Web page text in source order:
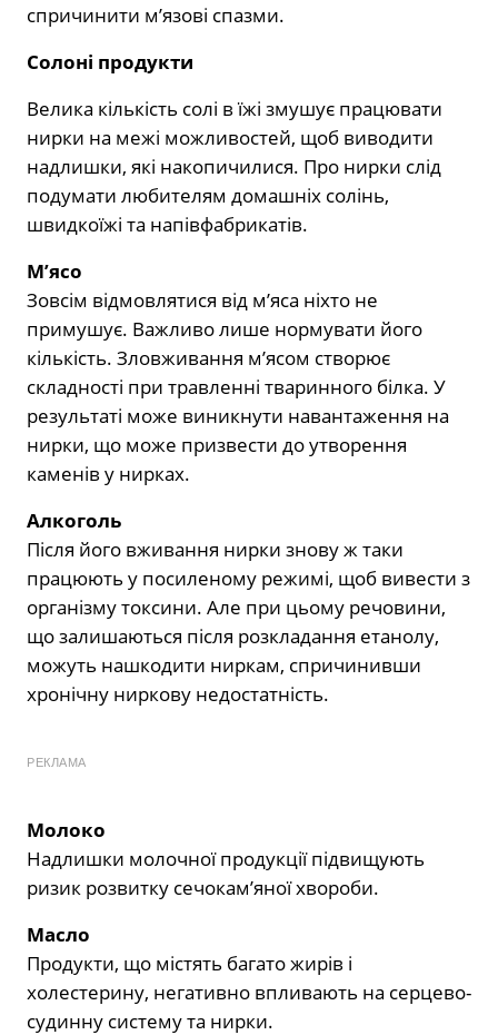
спричинити м’язові спазми.
Солоні продукти
Велика кількість солі в їжі змушує працювати
нирки на межі можливостей, щоб виводити
надлишки, які накопичилися. Про нирки слід
подумати любителям домашніх солінь,
швидкоїжі та напівфабрикатів.
М’ясо
Зовсім відмовлятися від м’яса ніхто не
примушує. Важливо лише нормувати його
кількість. Зловживання м’ясом створює
складності при травленні тваринного білка. У
результаті може виникнути навантаження на
нирки, що може призвести до утворення
каменів у нирках.
Алкоголь
Після його вживання нирки знову ж таки
працюють у посиленому режимі, щоб вивести з
організму токсини. Але при цьому речовини,
що залишаються після розкладання етанолу,
можуть нашкодити ниркам, спричинивши
хронічну ниркову недостатність.
РЕКЛАМА
Молоко
Надлишки молочної продукції підвищують
ризик розвитку сечокам’яної хвороби.
Масло
Продукти, що містять багато жирів і
холестерину, негативно впливають на серцево-
судинну систему та нирки.